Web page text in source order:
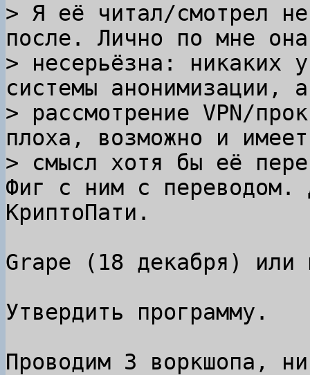
> Я её читал/смотрел
после. Лично по мне она
> несерьёзна: никаких
системы анонимизации, а
> рассмотрение VPN/
плоха, возможно и имеет
Фиг с ним с переводом.
КриптоПати.
Grape (18 декабря) или
Утвердить программу.
Проводим 3 воркшопа,